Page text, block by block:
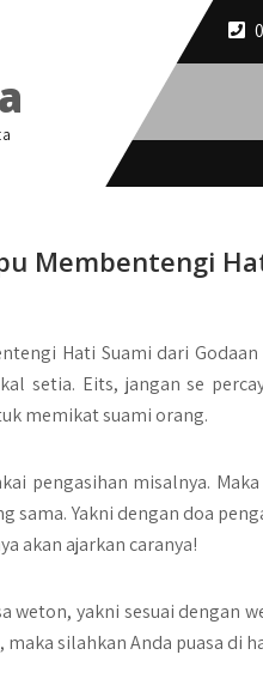
Membentengi
Hati Suami dari
setia. Eits, jangan se
memikat suami orang.
pengasihan misalnya.
sama. Yakni dengan doa
akan ajarkan caranya!
weton, yakni sesuai dengan
maka silahkan Anda puasa di